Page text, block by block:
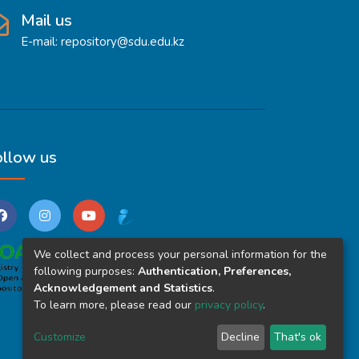
қолдау көрсетуге
көрсетеді. Табысы жоғары
ауытқулары бар
орташа елдердегі
және айрықша сипаттамалары
индексі (SDI) бар ел
[40] деректеріне
диагностика
Mail us
E-mail: repository@sdu.edu.kz
us
We collect and process your personal information for the
following purposes: Authentication, Preferences,
Acknowledgement and Statistics.
To learn more, please read our privacy policy.
Customize Decline That's ok